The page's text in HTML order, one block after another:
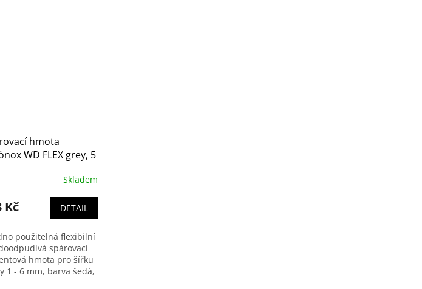
hmota
WD FLEX grey, 5
Skladem
Kč DETAIL
použitelná flexibilní
spárovací
hmota pro šířku
1 - 6 mm, barva šedá,